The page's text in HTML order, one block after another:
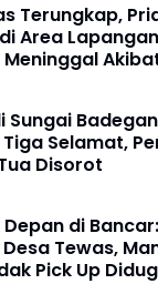
Terungkap,
Area
Sungai
Tiga Selamat,
Disorot
di
Tewas,
Pick Up